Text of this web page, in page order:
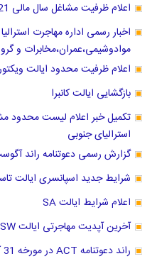
اعلام ظرفیت مشاغل سال مالی 2021-2020
اخبار رسمی اداره مهاجرت
موادوشیمی،عمران،مخابرات و
اعلام ظرفیت محدود ایالت
بازگشایی ایالت کانبرا
استرالیای جنوبی
گزارش رسمی دعوتنامه راند آگوست
شرایط جدید اسپانسری ایالت
اعلام شرایط ایالت SA
آخرین آپدیت مهاجرتی ایالت NSW
راند دعوتنامه ACT در مورخه 31 آگوست برگزار شد.